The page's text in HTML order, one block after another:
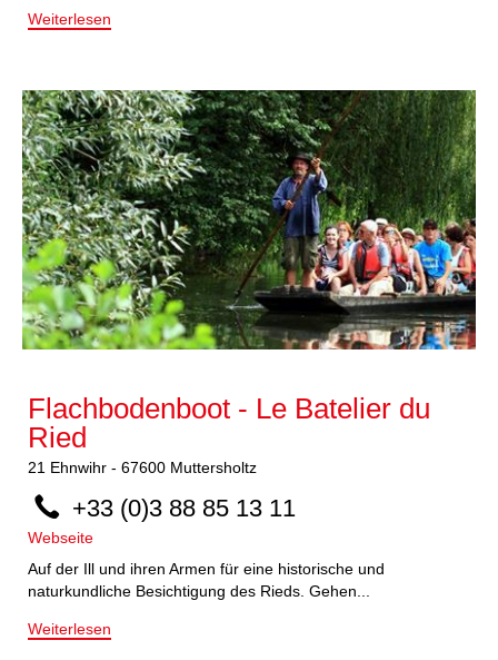
Weiterlesen
Flachbodenboot - Le Batelier du
Ried
21 Ehnwihr - 67600 Muttersholtz
+33 (0)3 88 85 13 11
Webseite
Auf der Ill und ihren Armen für eine historische und
naturkundliche Besichtigung des Rieds. Gehen...
Weiterlesen